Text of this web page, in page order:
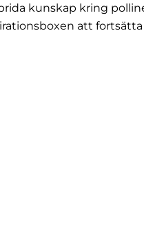
kunskap kring
att